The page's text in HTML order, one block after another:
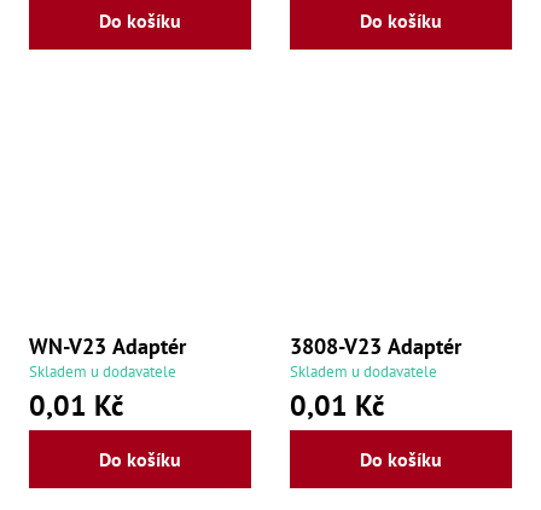
Do košíku Do košíku
WN-V23 Adaptér
Skladem u dodavatele
0,01 Kč
Do košíku
3808-V23 Adaptér
Skladem u dodavatele
0,01 Kč
Do košíku